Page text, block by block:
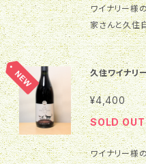
ェットなどの
e＆Bakeryから
ラ」や、果実味
のペアリング
香港インター
ション 受賞
タンニンが存
リーなどの生
味わいに仕上
土のニュアン
しています。 ［幅広いお肉料理と相性ピッタリ！!］ 骨格
とタンニンが
合わせられそ
ストやデミグ
頬肉の赤ワイ
やブドウ由来
全体の味わい
ャンベル・ア
アンスも顔を
め、気が付く
い味わいです。 ［ワイワイ楽しむお食事にベストマッチ］
少し冷やし目
り焼きチキン
付けのお料理
ワイ楽しむバ
年日本ワイン
度数 12.5％
度) ブランドに
の名前はLeo(
男。久住ワイ
て作った黄道
ワイナリー様の
家さんと久住
成し、その後バ
ーツ、レモン
り。 硬質な酸
りが特徴の辛口白ワイン
023
☆☆☆☆★ 辛口
ルドネ(契約農
履歴 2025年
久住ワイナ
¥4,400
SOLD OUT
ワイナリー様の